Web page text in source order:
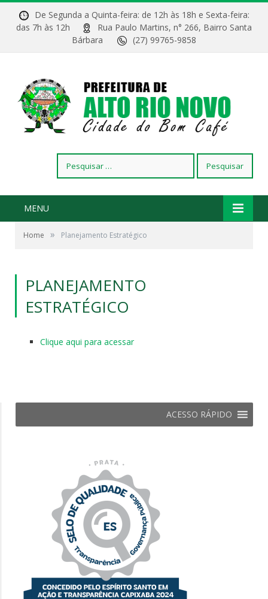
De Segunda a Quinta-feira: de 12h às 18h e Sexta-feira:
das 7h às 12h
Rua Paulo Martins, n° 266, Bairro Santa
Bárbara
(27) 99765-9858
por:
MENU
Home » Planejamento Estratégico
PLANEJAMENTO
ESTRATÉGICO
Clique aqui para acessar
ACESSO RÁPIDO